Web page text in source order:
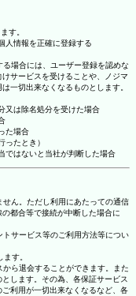
す。
人情報を正確に登録する
場合には、ユーザー登録を認めな
サービスを受けることや、ノジマ
一切出来なくなるものとします。
又は除名処分を受けた場合
た場合
ったとき）
ではないと当社が判断した場合
ん。ただし利用にあたっての通信
都合等で接続が中断した場合に
サービス等のご利用方法等につい
す。
ら退会することができます。また
します。その為、各保証サービス
利用が一切出来なくなるなど、各